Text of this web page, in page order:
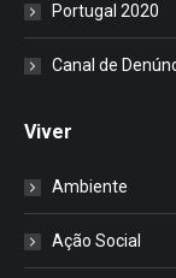
Portugal 2020
Canal de
Viver
Ambiente
Ação Social